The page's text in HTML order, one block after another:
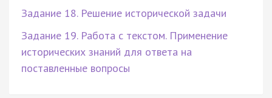
Задание 18. Решение исторической задачи
Задание 19. Работа с текстом. Применение
исторических знаний для ответа на
поставленные вопросы